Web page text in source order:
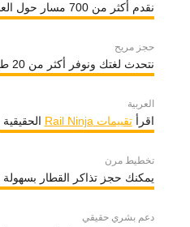
نقدم أكثر من 700 مسار حول العالم.
حجز مريح
نتحدث لغتك ونوفر أكثر من 20 طريقة دفع.
العربية
اقرأتقييمات Rail Ninja
تخطيط مرن
يمكنك حجز تذاكر القطار
دعم بشري حقيقي